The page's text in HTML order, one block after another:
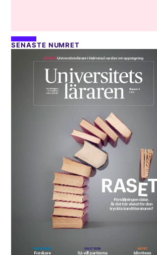
SENASTE NUMRET